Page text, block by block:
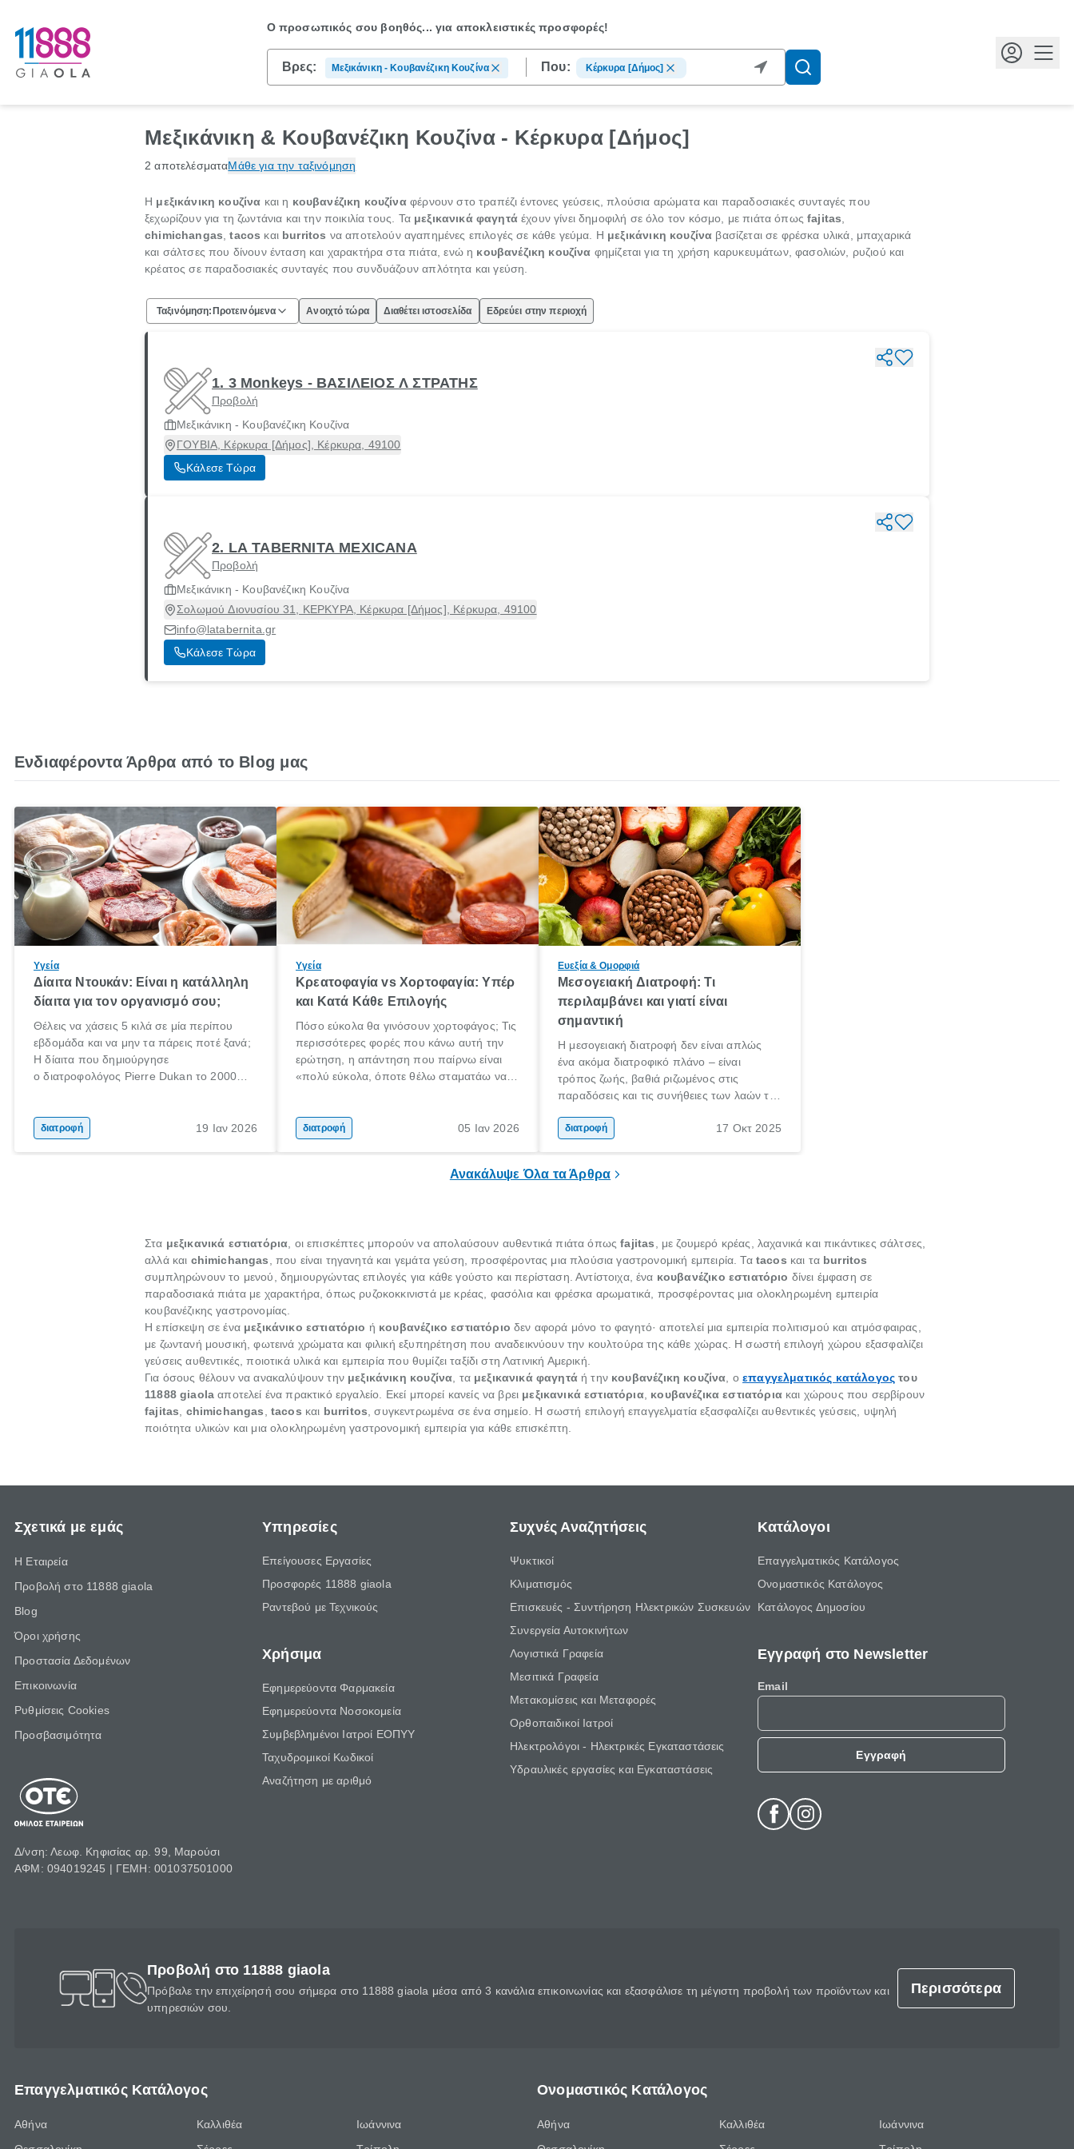
Ο προσωπικός σου βοηθός...για αποκλειστικές προσφορές!
Βρες: Μεξικάνικη - Κουβανέζικη Κουζίνα Που: Κέρκυρα [Δήμος]
Μεξικάνικη & Κουβανέζικη Κουζίνα - Κέρκυρα [Δήμος]
2 αποτελέσματαΜάθε για την ταξινόμηση
Η μεξικάνικη κουζίνα και η κουβανέζικη κουζίναφέρνουν στο τραπέζι έντονες γεύσεις, πλούσια αρώματα και παραδοσιακές συνταγές που
ξεχωρίζουν για τη ζωντάνια και την ποικιλία τους. Τα μεξικανικά φαγητάέχουν γίνει δημοφιλή σε όλο τον κόσμο, με πιάτα όπωςfajitas
chimichangas ,tacos και burritos να αποτελούν αγαπημένες επιλογές σε κάθε γεύμα. Η μεξικάνικη κουζίνα βασίζεται σε φρέσκα υλικά, μπαχαρικά
και σάλτσες που δίνουν ένταση και χαρακτήρα στα πιάτα, ενώ η κουβανέζικη κουζίνα φημίζεται για τη χρήση καρυκευμάτων, φασολιών, ρυζιού και
κρέατος σε παραδοσιακές συνταγές που συνδυάζουν απλότητα και γεύση.
Ταξινόμηση: Προτεινόμενα Ανοιχτό τώρα Διαθέτει ιστοσελίδα Εδρεύει στην περιοχή
1. 3 Monkeys - ΒΑΣΙΛΕΙΟΣ Λ ΣΤΡΑΤΗΣ
Προβολή
Μεξικάνικη - Κουβανέζικη Κουζίνα
ΓΟΥΒΙΑ, Κέρκυρα [Δήμος], Κέρκυρα, 49100
Κάλεσε Τώρα
2. LA TABERNITA MEXICANA
Προβολή
Μεξικάνικη - Κουβανέζικη Κουζίνα
Σολωμού Διονυσίου 31, ΚΕΡΚΥΡΑ, Κέρκυρα [Δήμος], Κέρκυρα, 49100
info@latabernita.gr
Κάλεσε Τώρα
Ενδιαφέροντα Άρθρα από το Blog μας
Υγεία
Δίαιτα Ντουκάν: Είναι η κατάλληλη
δίαιτα για τον οργανισμό σου;
Θέλεις να χάσεις 5 κιλά σε μία περίπου
εβδομάδα και να μην τα πάρεις ποτέ ξανά;
Η δίαιτα που δημιούργησε
ο διατροφολόγος Pierre Dukan το 2000
δημητριακά ολικής άλεσης, άφθονο νερό,
και ένας ημερήσιος περίπατος 20 λεπτών
διατροφή 19 Ιαν 2026
Υγεία
Κρεατοφαγία vs Χορτοφαγία: Υπέρ
και Κατά Κάθε Eπιλογής
Πόσο εύκολα θα γινόσουν χορτοφάγος; Τις
περισσότερες φορές που κάνω αυτή την
ερώτηση, η απάντηση που παίρνω είναι
«πολύ εύκολα, όποτε θέλω σταματάω να
ακόμα λιγότεροι εκείνοι που το κάνουν. Και
γιατί θα πρέπει όλοι να σταματήσουν να
διατροφή 05 Ιαν 2026
Ευεξία & Ομορφιά
Μεσογειακή Διατροφή: Τι
περιλαμβάνει και γιατί είναι
σημαντική
Η μεσογειακή διατροφή δεν είναι απλώς
ένα ακόμα διατροφικό πλάνο – είναι
τρόπος ζωής, βαθιά ριζωμένος στις
παραδόσεις και τις συνήθειες των λαών της
και ανεπεξέργαστα υλικά, αυτή η διατροφή
διατροφή 17 Οκτ 2025
Ανακάλυψε Όλα τα Άρθρα
Στα μεξικανικά εστιατόρια , οι επισκέπτες μπορούν να απολαύσουν αυθεντικά πιάτα όπωςfajitas , με ζουμερό κρέας, λαχανικά και πικάντικες σάλτσες,
αλλά και chimichangas , που είναι τηγανητά και γεμάτα γεύση, προσφέροντας μια πλούσια γαστρονομική εμπειρία. Τα tacos και τα burritos
συμπληρώνουν το μενού, δημιουργώντας επιλογές για κάθε γούστο και περίσταση. Αντίστοιχα, ένα κουβανέζικο εστιατόριο δίνει έμφαση σε
παραδοσιακά πιάτα με χαρακτήρα, όπως ρυζοκοκκινιστά με κρέας, φασόλια και φρέσκα αρωματικά, προσφέροντας μια ολοκληρωμένη εμπειρία
κουβανέζικης γαστρονομίας.
Η επίσκεψη σε ένα μεξικάνικο εστιατόριο ή κουβανέζικο εστιατόριο δεν αφορά μόνο το φαγητό· αποτελεί μια εμπειρία πολιτισμού και ατμόσφαιρας,
με ζωντανή μουσική, φωτεινά χρώματα και φιλική εξυπηρέτηση που αναδεικνύουν την κουλτούρα της κάθε χώρας. Η σωστή επιλογή χώρου εξασφαλίζει
γεύσεις αυθεντικές, ποιοτικά υλικά και εμπειρία που θυμίζει ταξίδι στη Λατινική Αμερική.
Για όσους θέλουν να ανακαλύψουν την μεξικάνικη κουζίνα , τα μεξικανικά φαγητάή την κουβανέζικη κουζίνα , οεπαγγελματικός κατάλογος του
11888 giaola αποτελεί ένα πρακτικό εργαλείο. Εκεί μπορεί κανείς να βρει μεξικανικά εστιατόρια, κουβανέζικα εστιατόριακαι χώρους που σερβίρουν
fajitas
chimichangas tacos και burritos , συγκεντρωμένα σε ένα σημείο. Η σωστή επιλογή επαγγελματία εξασφαλίζει αυθεντικές γεύσεις, υψηλή
ποιότητα υλικών και μια ολοκληρωμένη γαστρονομική εμπειρία για κάθε επισκέπτη.
Σχετικά με εμάς
Η Εταιρεία
Προβολή στο 11888 giaola
Blog
Όροι χρήσης
Προστασία Δεδομένων
Επικοινωνία
Ρυθμίσεις Cookies
Προσβασιμότητα
Δ/νση: Λεωφ. Κηφισίας αρ. 99, Μαρούσι
ΑΦΜ: 094019245 | ΓΕΜΗ: 001037501000
Υπηρεσίες
Επείγουσες Εργασίες
Προσφορές 11888 giaola
Ραντεβού με Τεχνικούς
Χρήσιμα
Εφημερεύοντα Φαρμακεία
Εφημερεύοντα Νοσοκομεία
Συμβεβλημένοι Ιατροί ΕΟΠΥΥ
Ταχυδρομικοί Κωδικοί
Αναζήτηση με αριθμό
Συχνές Αναζητήσεις
Ψυκτικοί
Κλιματισμός
Επισκευές - Συντήρηση Ηλεκτρικών Συσκευών
Συνεργεία Αυτοκινήτων
Λογιστικά Γραφεία
Μεσιτικά Γραφεία
Μετακομίσεις και Μεταφορές
Ορθοπαιδικοί Ιατροί
Ηλεκτρολόγοι - Ηλεκτρικές Εγκαταστάσεις
Υδραυλικές εργασίες και Εγκαταστάσεις
Κατάλογοι
Επαγγελματικός Κατάλογος
Ονομαστικός Κατάλογος
Κατάλογος Δημοσίου
Εγγραφή στο Newsletter
Email
Εγγραφή
Προβολή στο 11888 giaola
Πρόβαλε την επιχείρησή σου σήμερα στο 11888 giaola μέσα από 3 κανάλια επικοινωνίας και εξασφάλισε τη μέγιστη προβολή των προϊόντων και
υπηρεσιών σου.
Περισσότερα
Επαγγελματικός Κατάλογος
Αθήνα
Καλλιθέα
Ιωάννινα
Ονομαστικός Κατάλογος
Αθήνα
Καλλιθέα
Ιωάννινα